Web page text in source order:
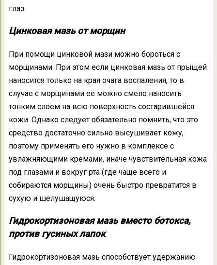
глаз.
Цинковая мазь от морщин
При помощи цинковой мази можно бороться с
морщинами. При этом если цинковая мазь от прыщей
наносится только на края очага воспаления, то в
случае с морщинами ее можно смело наносить
тонким слоем на всю поверхность состарившейся
кожи. Однако следует обязательно помнить, что это
средство достаточно сильно высушивает кожу,
поэтому применять его нужно в комплексе с
увлажняющими кремами, иначе чувствительная кожа
под глазами и вокруг рта (где чаще всего и
собираются морщины) очень быстро превратится в
сухую и шелушащуюся.
Гидрокортизоновая мазь вместо ботокса,
против гусиных лапок
Гидрокортизоновая мазь способствует удержанию